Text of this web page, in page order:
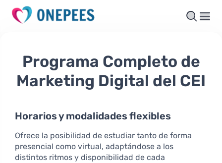
Programa Completo de
Marketing Digital del CEI
Horarios y modalidades flexibles
Ofrece la posibilidad de estudiar tanto de forma
presencial como virtual, adaptándose a los
distintos ritmos y disponibilidad de cada